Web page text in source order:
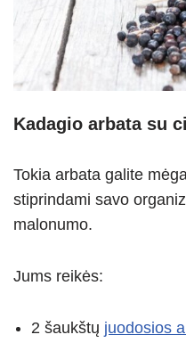
Kadagio arbata su
Tokia arbata galite
stiprindami savo
malonumo.
Jums reikės:
2 šaukštų juodosios